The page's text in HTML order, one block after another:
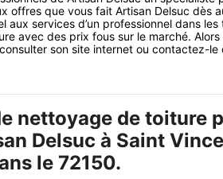
offres que vous fait Artisan Delsuc dès
aux services d’un professionnel dans
avec des prix fous sur le marché. Alors
son site internet ou contactez-le
nettoyage de toiture
Delsuc à Saint
le 72150.